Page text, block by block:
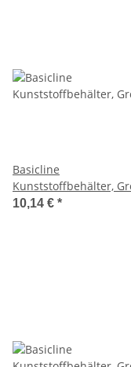
Basicline
Kunststoffbehälter,
60x40x7cm auf
10,14 € *